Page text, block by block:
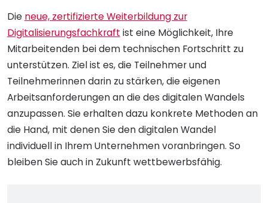
Die neue, zertifizierte Weiterbildung zur
Digitalisierungsfachkraft ist eine Möglichkeit, Ihre
Mitarbeitenden bei dem technischen Fortschritt zu
unterstützen. Ziel ist es, die Teilnehmer und
Teilnehmerinnen darin zu stärken, die eigenen
Arbeitsanforderungen an die des digitalen Wandels
anzupassen. Sie erhalten dazu konkrete Methoden an
die Hand, mit denen Sie den digitalen Wandel
individuell in Ihrem Unternehmen voranbringen. So
bleiben Sie auch in Zukunft wettbewerbsfähig.